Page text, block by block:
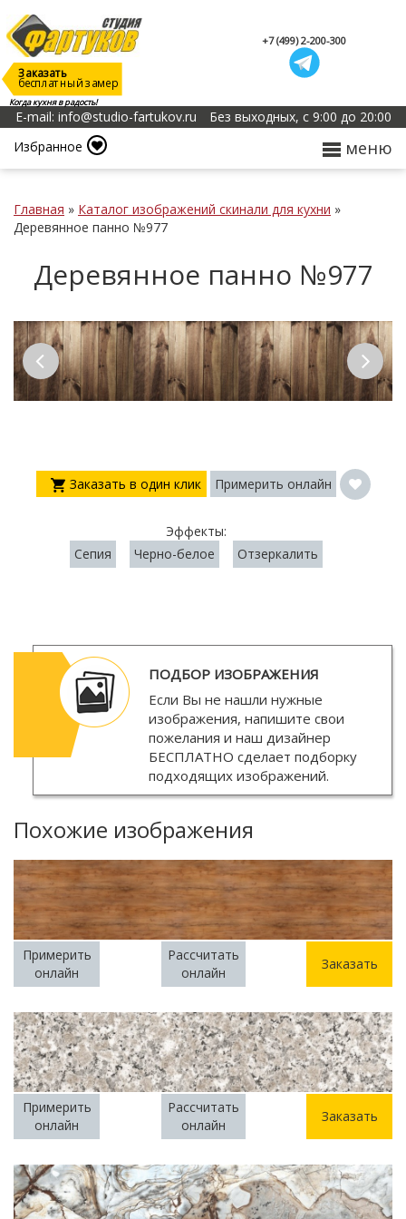
Когда кухня в радость!
Заказать
бесплатный замер
+7 (499) 2-200-300
E-mail: info@studio-fartukov.ru
Без выходных, с 9:00 до 20:00
Избранное
меню
Главная » Каталог изображений скинали для кухни »
Деревянное панно №977
Деревянное панно №977
Заказать в один клик Примерить онлайн
Эффекты:
Сепия
Черно-белое Отзеркалить
ПОДБОР ИЗОБРАЖЕНИЯ
Если Вы не нашли нужные
изображения, напишите свои
пожелания и наш дизайнер
БЕСПЛАТНО сделает подборку
подходящих изображений.
Похожие изображения
Примерить
онлайн
Рассчитать
онлайн
Заказать
Примерить
онлайн
Рассчитать
онлайн
Заказать